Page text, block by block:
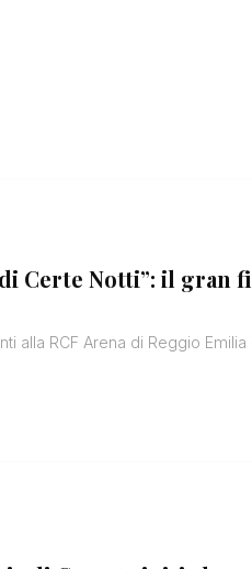
Certe Notti”: il
alla RCF Arena di Reggio